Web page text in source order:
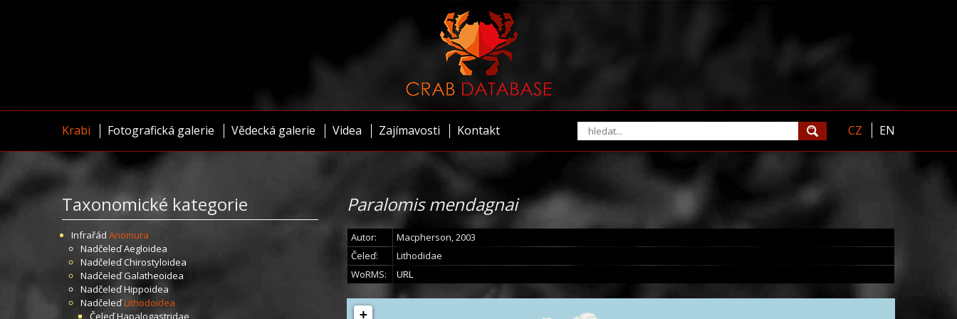
Krabi Fotografická galerie Vědecká galerie Videa Zajímavosti Kontakt CZ EN
Taxonomické kategorie
Infrařád Anomura
NadčeleďAegloidea
NadčeleďChirostyloidea
NadčeleďGalatheoidea
NadčeleďHippoidea
NadčeleďLithodoidea
ČeleďHapalogastridae
Paralomis mendagnai
Autor:
Macpherson, 2003
Čeleď:
Lithodidae
WoRMS:
URL
+